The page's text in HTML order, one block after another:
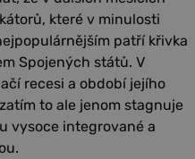
které v minulosti
patří křivka
Spojených států. V
recesi a období jejího
to ale jenom stagnuje
vysoce integrované a